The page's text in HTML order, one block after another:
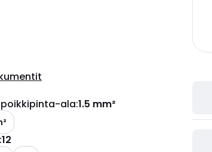
ala:1.5 mm²
:12